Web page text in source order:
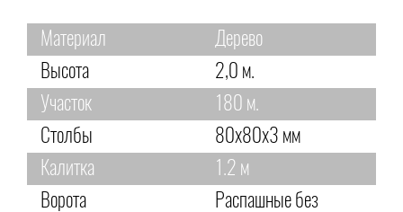
Материал
Дерево
Высота
2,0 м.
Участок
180 м.
Столбы
80х80х3 мм
Калитка
1.2 м
Ворота
Распашные без